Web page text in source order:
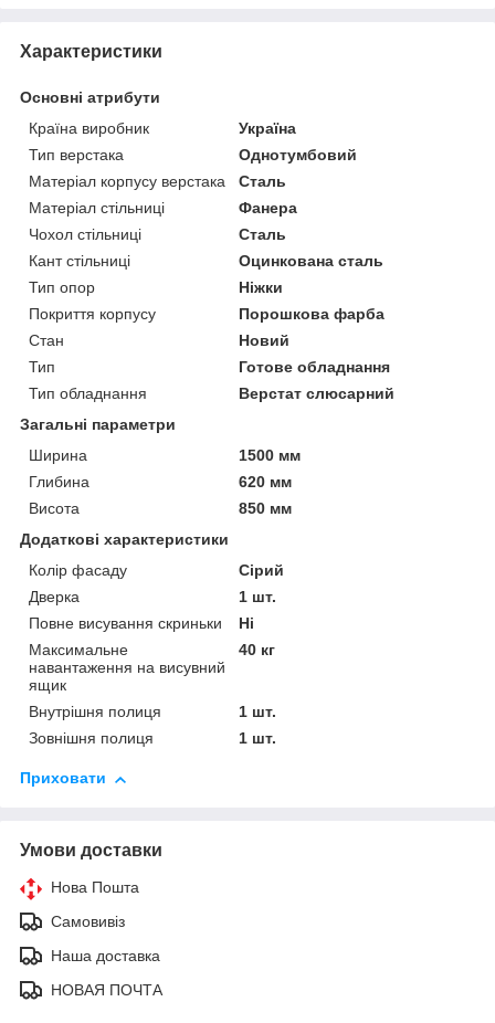
Характеристики
Основні атрибути
Країна виробник
Україна
Тип верстака
Однотумбовий
Матеріал корпусу верстака
Сталь
Матеріал стільниці
Фанера
Чохол стільниці
Сталь
Кант стільниці
Оцинкована сталь
Тип опор
Ніжки
Покриття корпусу
Порошкова фарба
Стан
Новий
Тип
Готове обладнання
Тип обладнання
Верстат слюсарний
Загальні параметри
Ширина
1500 мм
Глибина
620 мм
Висота
850 мм
Додаткові характеристики
Колір фасаду
Сірий
Дверка
1 шт.
Повне висування скриньки
Ні
Максимальне
навантаження на висувний
ящик
40 кг
Внутрішня полиця
1 шт.
Зовнішня полиця
1 шт.
Приховати
Умови доставки
Нова Пошта
Самовивіз
Наша доставка
НОВАЯ ПОЧТА